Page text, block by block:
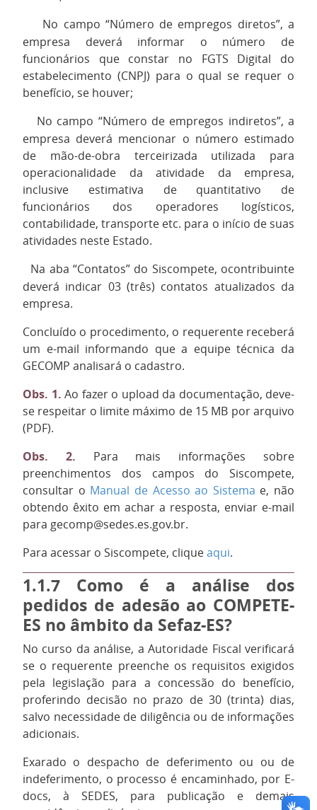
No campo “Número de empregos diretos”, a
empresa deverá informar o número de
funcionários que constar no FGTS Digital do
estabelecimento (CNPJ) para o qual se requer o
benefício, se houver;
No campo “Número de empregos indiretos”, a
empresa deverá mencionar o número estimado
de mão-de-obra terceirizada utilizada para
operacionalidade da atividade da empresa,
inclusive estimativa de quantitativo de
funcionários dos operadores logísticos,
contabilidade, transporte etc. para o início de suas
atividades neste Estado.
Na aba “Contatos” do Siscompete, ocontribuinte
deverá indicar 03 (três) contatos atualizados da
empresa.
Concluído o procedimento, o requerente receberá
um e-mail informando que a equipe técnica da
GECOMP analisará o cadastro.
Obs. 1. Ao fazer o upload da documentação, deve-
se respeitar o limite máximo de 15 MB por arquivo
(PDF).
Obs. 2.
Para mais informações sobre
preenchimentos dos campos do Siscompete,
consultar o Manual de Acesso ao Sistema e, não
obtendo êxito em achar a resposta, enviar e-mail
para gecomp@sedes.es.gov.br.
Para acessar o Siscompete, cliqueaqui.
1.1.7 Como é a análise dos
pedidos de adesão ao COMPETE-
ES no âmbito da Sefaz-ES?
No curso da análise, a Autoridade Fiscal verificará
se o requerente preenche os requisitos exigidos
pela legislação para a concessão do benefício,
proferindo decisão no prazo de 30 (trinta) dias,
salvo necessidade de diligência ou de informações
adicionais.
Exarado o despacho de deferimento ou ou de
indeferimento, o processo é encaminhado, por E-
docs, à SEDES, para publicação e demais